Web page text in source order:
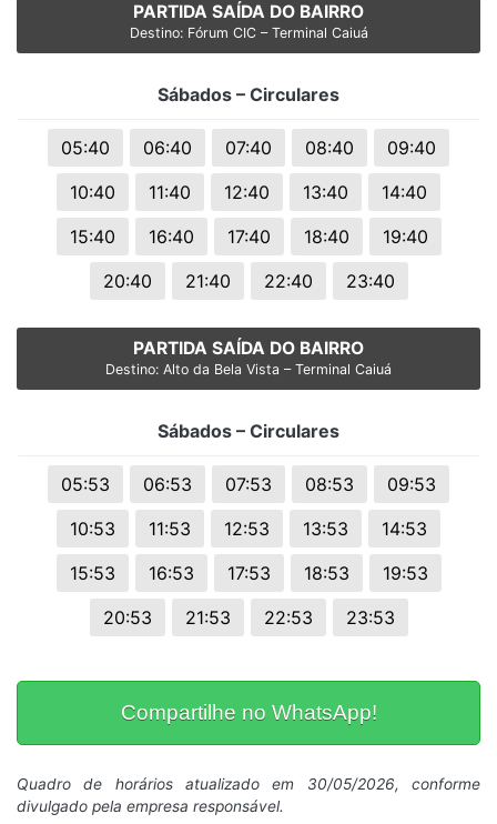
PARTIDA SAÍDA DO BAIRRO
Destino: Fórum CIC – Terminal Caiuá
Sábados – Circulares
05:40 06:40 07:40 08:40
09:40
10:40
11:40 12:40 13:40
14:40
15:40
16:40 17:40 18:40
19:40
20:40
21:40 22:40 23:40
PARTIDA SAÍDA DO BAIRRO
Destino: Alto da Bela Vista – Terminal Caiuá
Sábados – Circulares
05:53 06:53 07:53 08:53
09:53
10:53
11:53 12:53 13:53
14:53
15:53
16:53 17:53 18:53
19:53
20:53
21:53 22:53 23:53
Compartilhe no WhatsApp!
Quadro de horários atualizado em 30/05/2026, conforme
divulgado pela empresa responsável.